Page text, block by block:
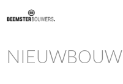
NIEUWBOUW